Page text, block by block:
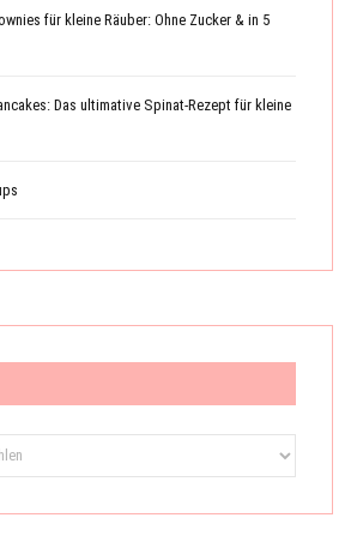
für kleine Räuber: Ohne Zucker & in 5
Das ultimative Spinat-Rezept für kleine